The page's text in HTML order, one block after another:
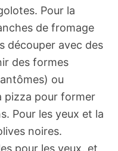
Pour la
de fromage
découper avec des
des formes
ou
pizza pour former
Pour les yeux et la
noires.
pour les yeux, et